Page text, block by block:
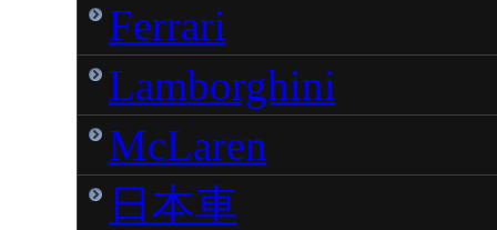
Ferrari
Lamborghini
McLaren
日本車